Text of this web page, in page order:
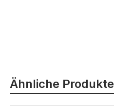
Ähnliche Produkte